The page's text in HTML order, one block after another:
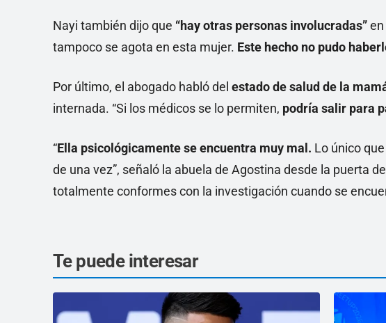
Nayi también dijo que “hay otras personas involucradas”
tampoco se agota en esta mujer. Este hecho no pudo
Por último, el abogado habló del estado de salud de la
internada. “Si los médicos se lo permiten, podría salir para
“Ella psicológicamente se encuentra muy mal. Lo único
de una vez”, señaló la abuela de Agostina desde la puerta
totalmente conformes con la investigación cuando se
Te puede interesar